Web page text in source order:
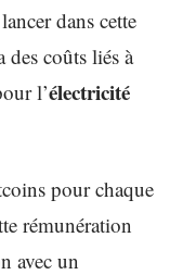
dans cette
coûts liés à
l’électricité
pour chaque
rémunération
avec un